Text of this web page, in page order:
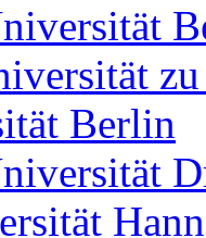
Berlin